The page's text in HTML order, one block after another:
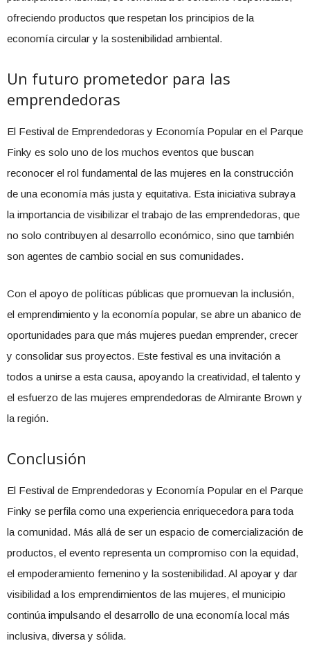
ofreciendo productos que respetan los principios de la
economía circular y la sostenibilidad ambiental.
Un futuro prometedor para las
emprendedoras
El Festival de Emprendedoras y Economía Popular en el Parque
Finky es solo uno de los muchos eventos que buscan
reconocer el rol fundamental de las mujeres en la construcción
de una economía más justa y equitativa. Esta iniciativa subraya
la importancia de visibilizar el trabajo de las emprendedoras, que
no solo contribuyen al desarrollo económico, sino que también
son agentes de cambio social en sus comunidades.
Con el apoyo de políticas públicas que promuevan la inclusión,
el emprendimiento y la economía popular, se abre un abanico de
oportunidades para que más mujeres puedan emprender, crecer
y consolidar sus proyectos. Este festival es una invitación a
todos a unirse a esta causa, apoyando la creatividad, el talento y
el esfuerzo de las mujeres emprendedoras de Almirante Brown y
la región.
Conclusión
El Festival de Emprendedoras y Economía Popular en el Parque
Finky se perfila como una experiencia enriquecedora para toda
la comunidad. Más allá de ser un espacio de comercialización de
productos, el evento representa un compromiso con la equidad,
el empoderamiento femenino y la sostenibilidad. Al apoyar y dar
visibilidad a los emprendimientos de las mujeres, el municipio
continúa impulsando el desarrollo de una economía local más
inclusiva, diversa y sólida.